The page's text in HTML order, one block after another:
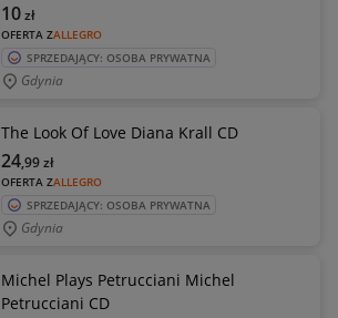
OFERTA ZALLEGRO
10zł
SPRZEDAJĄCY: OSOBA PRYWATNA
Gdynia
The Look Of Love Diana Krall CD
OFERTA ZALLEGRO
24,99zł
SPRZEDAJĄCY: OSOBA PRYWATNA
Gdynia
Michel Plays Petrucciani Michel
Petrucciani CD